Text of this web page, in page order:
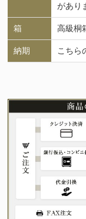
があり
箱 高級桐
納期 こちら